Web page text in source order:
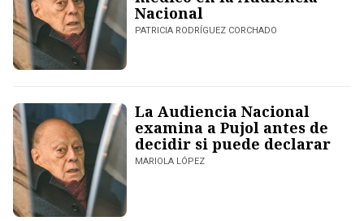
Nacional
PATRICIA RODRÍGUEZ CORCHADO
La Audiencia Nacional
examina a Pujol antes de
decidir si puede declarar
MARIOLA LÓPEZ